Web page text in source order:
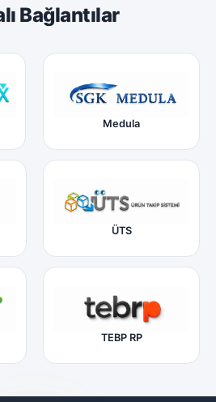
Bağlantılar
Medula
ÜTS
TEBP RP